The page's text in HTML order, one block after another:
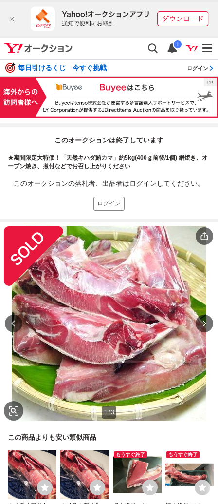
i
毎日引けるくじ 今すぐ挑戦 ログイン
このオークションは終了しています
★期間限定大特価！「天然キハダ鮪カマ」約5kg(400ｇ前後/1個) 網焼き、オ
ーブン焼き、煮付などでお召し上がりください
このオークションの落札者、出品者はログインしてください。
ログイン
1/3
この商品よりも安い類似商品
もうすぐ終了 もうすぐ終了